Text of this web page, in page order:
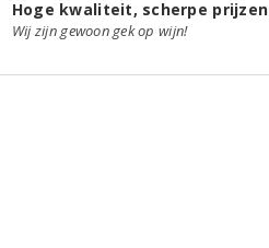
Hoge kwaliteit, scherpe prijzen
Wij zijn gewoon gek op wijn!